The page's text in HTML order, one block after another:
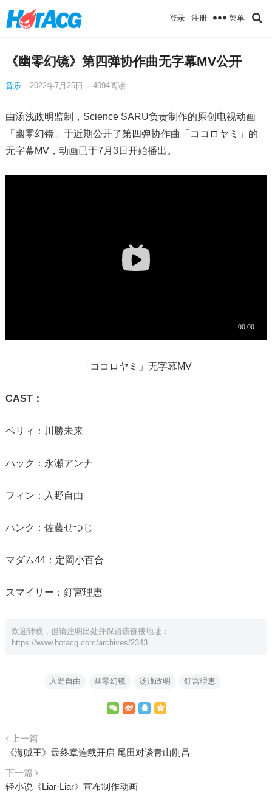
登录 注册 菜单
《幽零幻镜》第四弹协作曲无字幕MV公开
音乐 2022年7月25日 · 4094阅读
由汤浅政明监制，Science SARU负责制作的原创电视动画
「幽零幻镜」于近期公开了第四弹协作曲「ココロヤミ」的
无字幕MV，动画已于7月3日开始播出。
「ココロヤミ」无字幕MV
CAST：
ベリィ：川勝未来
ハック：永瀬アンナ
フィン：入野自由
ハンク：佐藤せつじ
マダム44：定岡小百合
スマイリー：釘宮理恵
欢迎转载，但请注明出处并保留该链接地址：
https://www.hotacg.com/archives/2343
入野自由 幽零幻镜 汤浅政明 釘宮理恵
上一篇
《海贼王》最终章连载开启 尾田对谈青山刚昌
下一篇
轻小说《Liar·Liar》宣布制作动画